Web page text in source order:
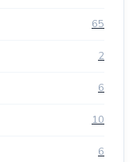
65
2
6
10
6